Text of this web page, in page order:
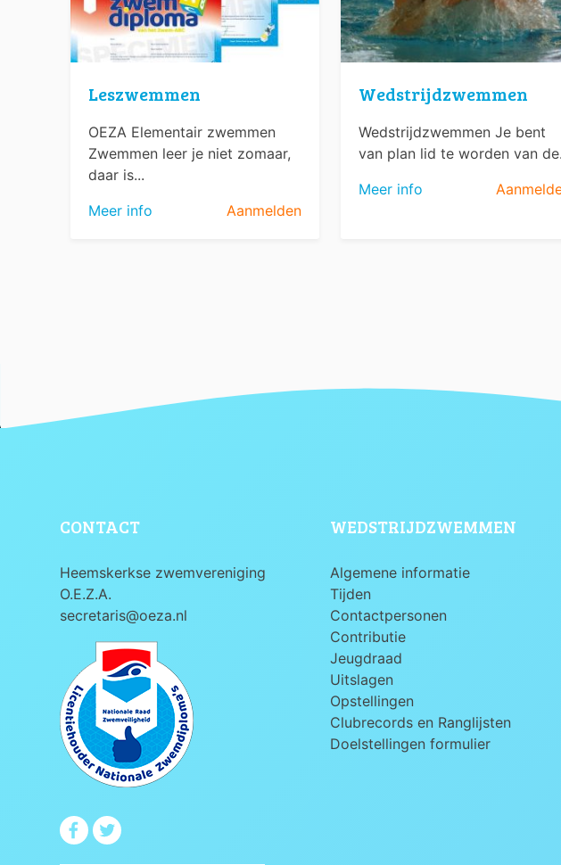
Leszwemmen
OEZA Elementair zwemmen
Zwemmen leer je niet zomaar,
daar is...
Meer info
Aanmelden
Wedstrijdzwemmen
Wedstrijdzwemmen Je bent
van plan lid te worden van
Meer info
CONTACT
Heemskerkse zwemvereniging
O.E.Z.A.
secretaris@oeza.nl
WEDSTRIJDZWEMMEN
Algemene informatie
Tijden
Contactpersonen
Contributie
Jeugdraad
Uitslagen
Opstellingen
Clubrecords en Ranglijsten
Doelstellingen formulier